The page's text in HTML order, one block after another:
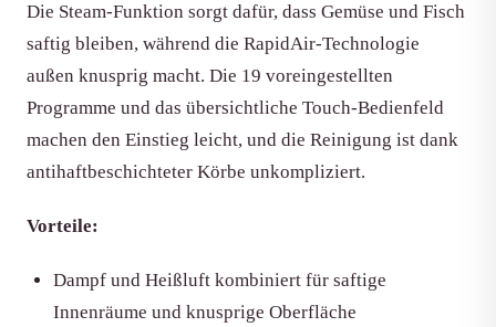
Die Steam-Funktion sorgt dafür, dass Gemüse und Fisch
saftig bleiben, während die RapidAir-Technologie
außen knusprig macht. Die 19 voreingestellten
Programme und das übersichtliche Touch-Bedienfeld
machen den Einstieg leicht, und die Reinigung ist dank
antihaftbeschichteter Körbe unkompliziert.
Vorteile:
Dampf und Heißluft kombiniert für saftige
Innenräume und knusprige Oberfläche